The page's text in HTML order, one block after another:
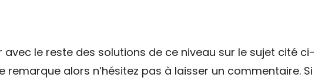
le reste des solutions de ce niveau sur le sujet cité
remarque alors n’hésitez pas à laisser un commentaire.